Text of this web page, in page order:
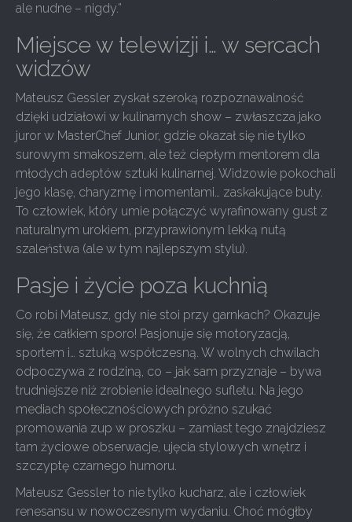
ale nudne – nigdy.”
Miejsce w telewizji i… w sercach
widzów
Mateusz Gessler zyskał szeroką rozpoznawalność
dzięki udziałowi w kulinarnych show – zwłaszcza jako
juror w MasterChef Junior, gdzie okazał się nie tylko
surowym smakoszem, ale też ciepłym mentorem dla
młodych adeptów sztuki kulinarnej. Widzowie pokochali
jego klasę, charyzmę i momentami… zaskakujące buty.
To człowiek, który umie połączyć wyrafinowany gust z
naturalnym urokiem, przyprawionym lekką nutą
szaleństwa (ale w tym najlepszym stylu).
Pasje i życie poza kuchnią
Co robi Mateusz, gdy nie stoi przy garnkach? Okazuje
się, że całkiem sporo! Pasjonuje się motoryzacją,
sportem i… sztuką współczesną. W wolnych chwilach
odpoczywa z rodziną, co – jak sam przyznaje – bywa
trudniejsze niż zrobienie idealnego sufletu. Na jego
mediach społecznościowych próżno szukać
promowania zup w proszku – zamiast tego znajdziesz
tam życiowe obserwacje, ujęcia stylowych wnętrz i
szczyptę czarnego humoru.
Mateusz Gessler to nie tylko kucharz, ale i człowiek
renesansu w nowoczesnym wydaniu. Choć mógłby